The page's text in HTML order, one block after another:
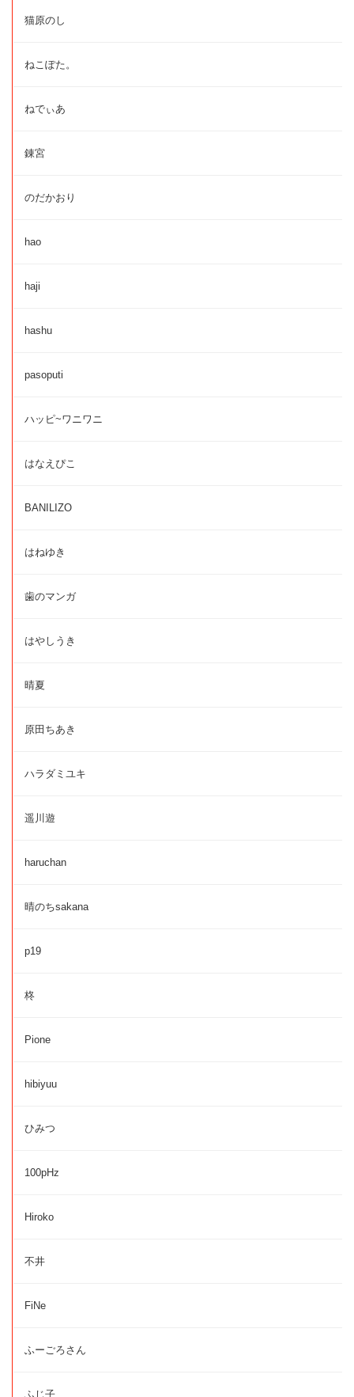
猫原のし
ねこぽた。
ねでぃあ
錬宮
のだかおり
hao
haji
hashu
pasoputi
ハッピ~ワニワニ
はなえぴこ
BANILIZO
はねゆき
歯のマンガ
はやしうき
晴夏
原田ちあき
ハラダミユキ
遥川遊
haruchan
晴のちsakana
p19
柊
Pione
hibiyuu
ひみつ
100pHz
Hiroko
不井
FiNe
ふーごろさん
ふじ子